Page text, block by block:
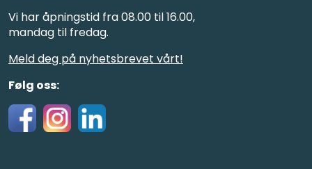
Vi har åpningstid fra 08.00 til 16.00,
mandag til fredag.
Meld deg på nyhetsbrevet vårt!
Følg oss: